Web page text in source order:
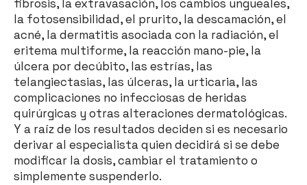
fibrosis, la extravasación, los cambios ungueales,
la fotosensibilidad, el prurito, la descamación, el
acné, la dermatitis asociada con la radiación, el
eritema multiforme, la reacción mano-pie, la
úlcera por decúbito, las estrías, las
telangiectasias, las úlceras, la urticaria, las
complicaciones no infecciosas de heridas
quirúrgicas y otras alteraciones dermatológicas.
Y a raíz de los resultados deciden si es necesario
derivar al especialista quien decidirá si se debe
modificar la dosis, cambiar el tratamiento o
simplemente suspenderlo.